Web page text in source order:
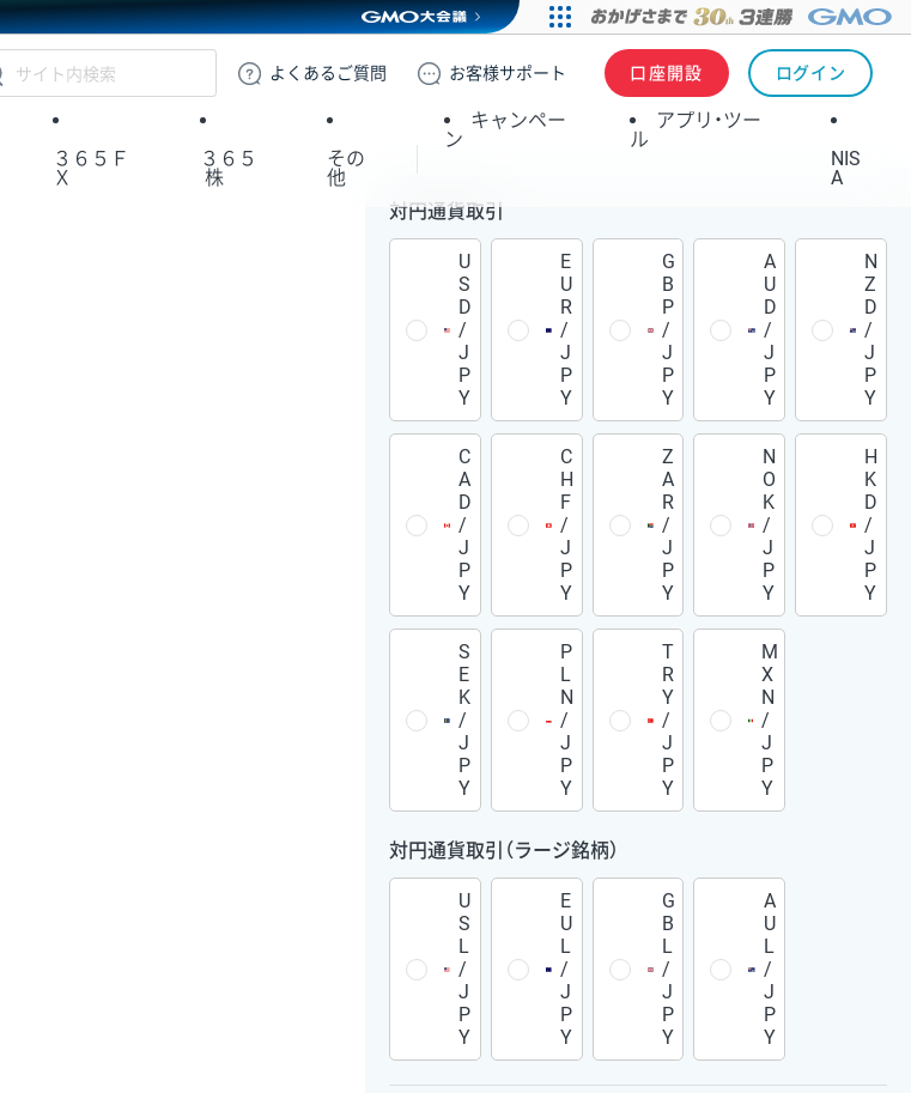
GMOクリック証券
よくある ご質問 お客様サポート 口座開設 ログイン
３６５Ｆ
Ｘ
３６５
株
その
他
キャンペー
ン
アプリ・ツー
ル
NIS
A
対円通貨取引
U
S
D
/
J
P
Y
E
U
R
/
J
P
Y
G
B
P
/
J
P
Y
A
U
D
/
J
P
Y
N
Z
D
/
J
P
Y
C
A
D
/
J
P
Y
C
H
F
/
J
P
Y
Z
A
R
/
J
P
Y
N
O
K
/
J
P
Y
H
K
D
/
J
P
Y
S
E
K
/
J
P
Y
P
L
N
/
J
P
Y
T
R
Y
/
J
P
Y
M
X
N
/
J
P
Y
対円通貨取引（ラージ銘柄）
U
S
L
/
J
P
Y
E
U
L
/
J
P
Y
G
B
L
/
J
P
Y
A
U
L
/
J
P
Y